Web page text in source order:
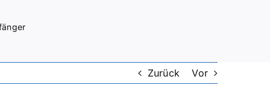
Zurück Vor